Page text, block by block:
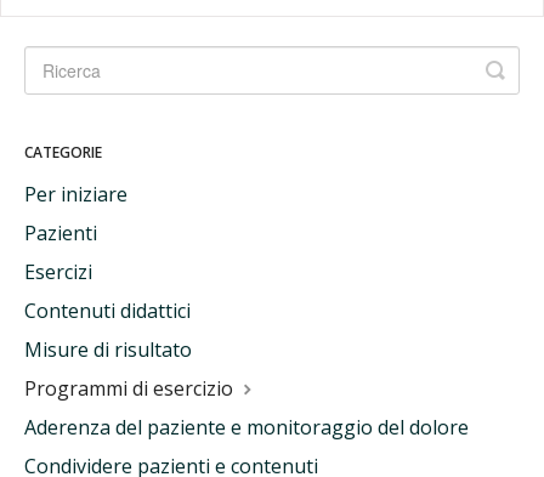
CATEGORIE
Per iniziare
Pazienti
Esercizi
Contenuti didattici
Misure di risultato
Programmi di esercizio
Aderenza del paziente e monitoraggio del dolore
Condividere pazienti e contenuti